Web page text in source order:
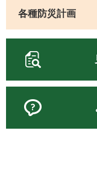
各種防災計画